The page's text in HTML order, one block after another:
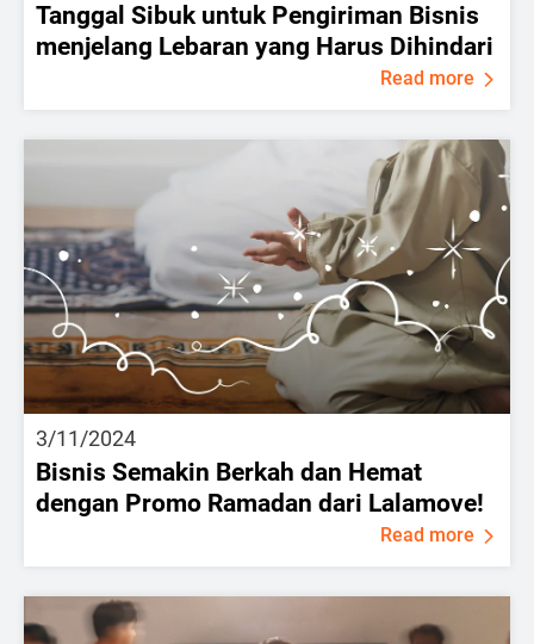
Tanggal Sibuk untuk Pengiriman Bisnis
menjelang Lebaran yang Harus Dihindari
Read more
3/11/2024
Bisnis Semakin Berkah dan Hemat
dengan Promo Ramadan dari Lalamove!
Read more